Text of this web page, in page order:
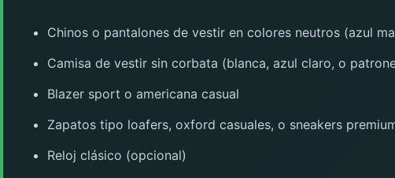
Chinos o pantalones de vestir en colores neutros (azul
Camisa de vestir sin corbata (blanca, azul claro, o
Blazer sport o americana casual
Zapatos tipo loafers, oxford casuales, o sneakers
Reloj clásico (opcional)